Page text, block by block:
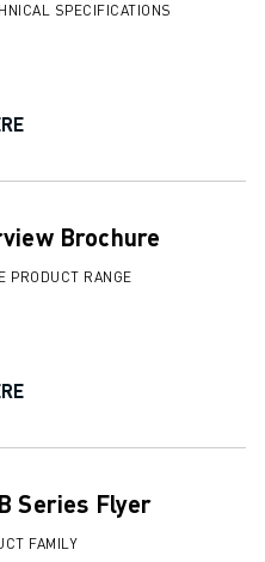
SPECIFICATIONS
Brochure
PRODUCT RANGE
Series Flyer
FAMILY